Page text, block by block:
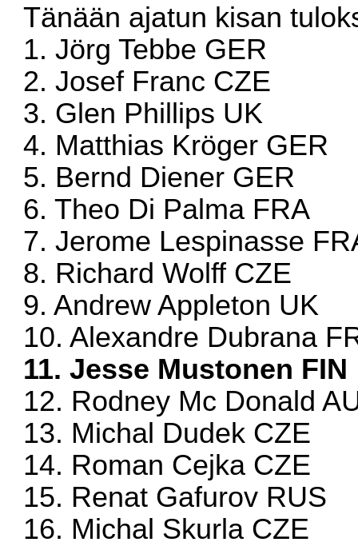
Tänään ajatun kisan
1. Jörg Tebbe GER
2. Josef Franc CZE
3. Glen Phillips UK
4. Matthias Kröger GER
5. Bernd Diener GER
6. Theo Di Palma FRA
7. Jerome Lespinasse
8. Richard Wolff CZE
9. Andrew Appleton UK
10. Alexandre Dubrana
11. Jesse Mustonen FIN
12. Rodney Mc Donald
13. Michal Dudek CZE
14. Roman Cejka CZE
15. Renat Gafurov RUS
16. Michal Skurla CZE